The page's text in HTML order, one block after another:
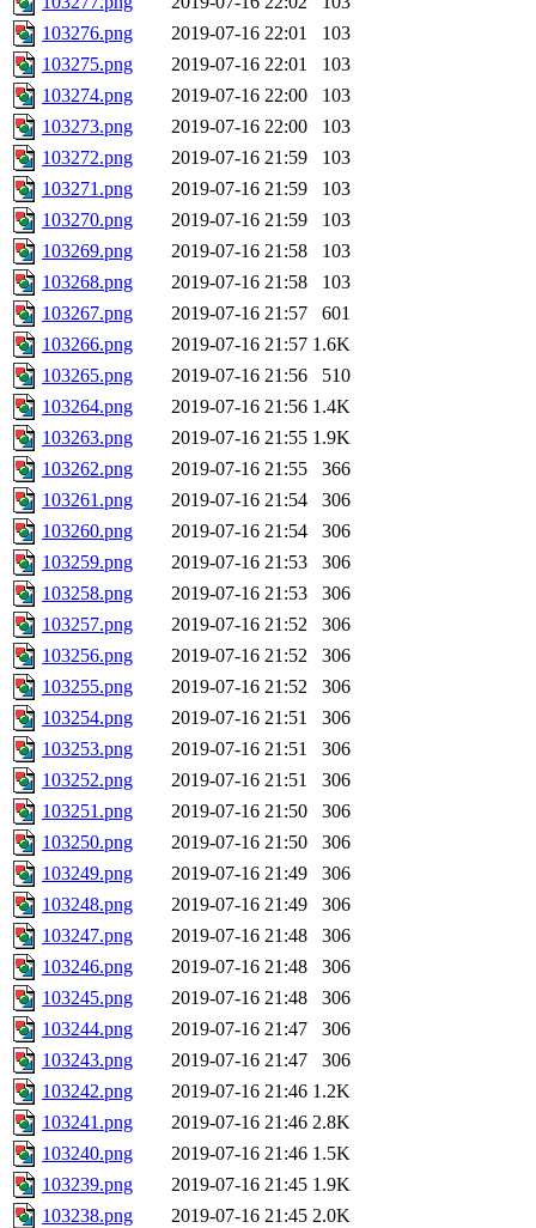
103276.png
2019-07-16 22:01
103
103275.png
2019-07-16 22:01
103
103274.png
2019-07-16 22:00
103
103273.png
2019-07-16 22:00
103
103272.png
2019-07-16 21:59
103
103271.png
2019-07-16 21:59
103
103270.png
2019-07-16 21:59
103
103269.png
2019-07-16 21:58
103
103268.png
2019-07-16 21:58
103
103267.png
2019-07-16 21:57
601
103266.png
2019-07-16 21:57 1.6K
103265.png
2019-07-16 21:56
510
103264.png
2019-07-16 21:56 1.4K
103263.png
2019-07-16 21:55 1.9K
103262.png
2019-07-16 21:55
366
103261.png
2019-07-16 21:54
306
103260.png
2019-07-16 21:54
306
103259.png
2019-07-16 21:53
306
103258.png
2019-07-16 21:53
306
103257.png
2019-07-16 21:52
306
103256.png
2019-07-16 21:52
306
103255.png
2019-07-16 21:52
306
103254.png
2019-07-16 21:51
306
103253.png
2019-07-16 21:51
306
103252.png
2019-07-16 21:51
306
103251.png
2019-07-16 21:50
306
103250.png
2019-07-16 21:50
306
103249.png
2019-07-16 21:49
306
103248.png
2019-07-16 21:49
306
103247.png
2019-07-16 21:48
306
103246.png
2019-07-16 21:48
306
103245.png
2019-07-16 21:48
306
103244.png
2019-07-16 21:47
306
103243.png
2019-07-16 21:47
306
103242.png
2019-07-16 21:46 1.2K
103241.png
2019-07-16 21:46 2.8K
103240.png
2019-07-16 21:46 1.5K
103239.png
2019-07-16 21:45 1.9K
103238.png
2019-07-16 21:45 2.0K